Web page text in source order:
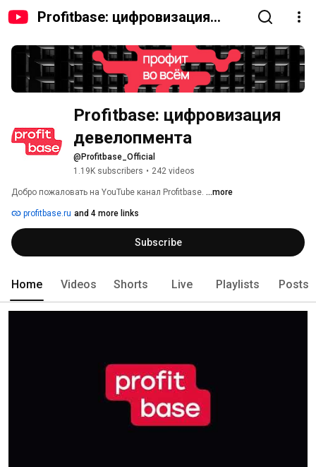
Profitbase: цифровизация
Profitbase: цифровизация
девелопмента
@Profitbase_Official
1.19K subscribers • 242 videos
Добро пожаловать на YouTube канал Profitbase. ...more
profitbase.ru and 4 more links
Subscribe
Home Videos Shorts Live Playlists Posts